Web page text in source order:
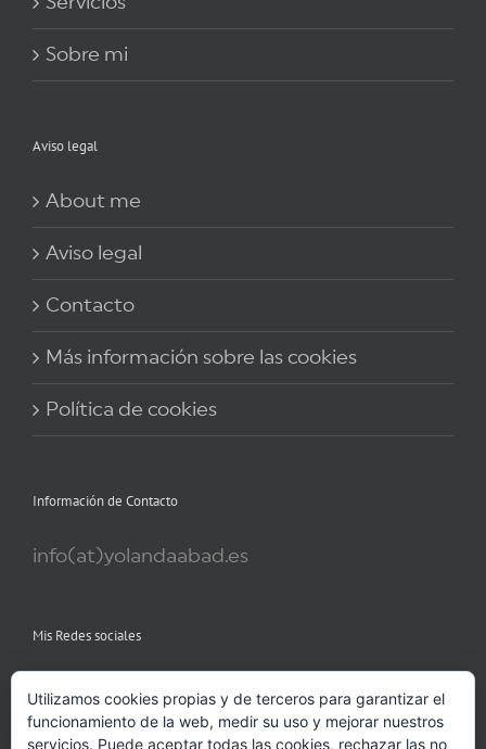
Sobre mi
Aviso legal
About me
Aviso legal
Contacto
Más información sobre las cookies
Política de cookies
Información de Contacto
info(at)yolandaabad.es
Mis Redes sociales
Utilizamos cookies propias y de terceros para garantizar el
funcionamiento de la web, medir su uso y mejorar nuestros
servicios. Puede aceptar todas las cookies, rechazar las no